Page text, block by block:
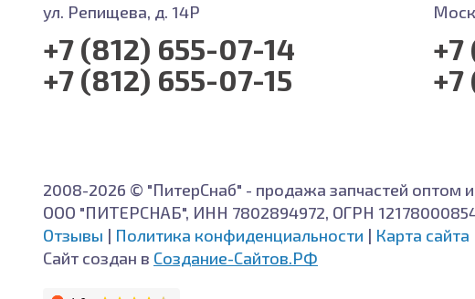
ул. Репищева, д. 14Р
+7 (812) 655-07-14
+7 (812) 655-07-15
+7
2008-2026 © "ПитерСнаб" - продажа запчастей оптом
ООО "ПИТЕРСНАБ", ИНН 7802894972, ОГРН
Отзывы | Политика конфиденциальности | Карта сайта
Сайт создан в Создание-Сайтов.РФ